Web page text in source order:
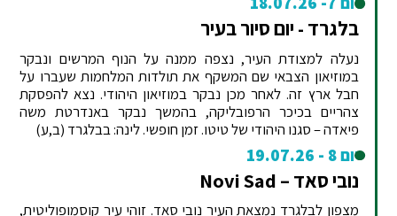
בלגרד - יום סיור בעיר
נעלה למצודת העיר, נצפה ממנה על הנוף המרשים ונבקר
במוזיאון הצבאי שם המשקף את תולדות המלחמות שעברו על
חבל ארץ זה. לאחר מכן נבקר במוזיאון היהודי. נצא להפסקת
צהריים בכיכר הרפובליקה, בהמשך נבקר באנדרטת משה
פיאדה – סגנו היהודי של טיטו. זמן חופשי. לינה: בבלגרד (ב,ע)
יום 8 - 19.07.26
נובי סאד – Novi Sad
מצפון לבלגרד נמצאת העיר נובי סאד. זוהי עיר קוסמופוליטית,